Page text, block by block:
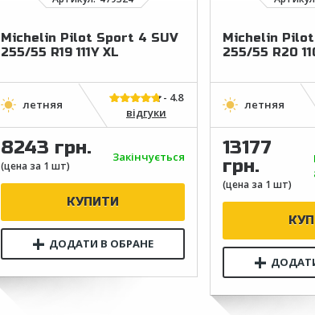
Michelin Pilot Sport 4 SUV
255/55 R19 111Y XL
відгуки
8243 грн. Закінчується
Michelin
255/55 R20
13177
грн.